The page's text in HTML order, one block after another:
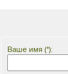
Ваше имя (*):